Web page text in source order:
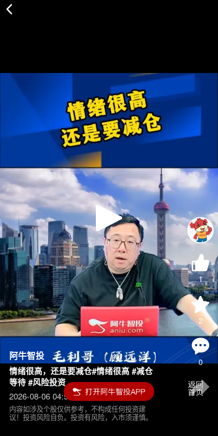
Play
Video
1
2
0
阿牛智投
情绪很高，还是要减仓#情绪很高 #减仓
等待 #风险投资
2026-08-06 04:55
内容如涉及个股仅供参考，不构成任何投资建
议！投资风险自负。投资有风险，入市须谨慎。